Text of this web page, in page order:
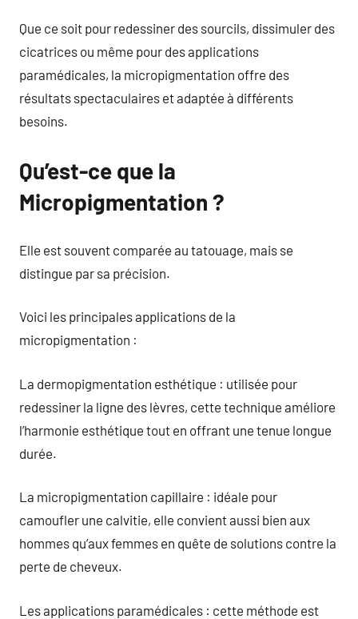
Que ce soit pour redessiner des sourcils, dissimuler des
cicatrices ou même pour des applications
paramédicales, la micropigmentation offre des
résultats spectaculaires et adaptée à différents
besoins.
Qu’est-ce que la
Micropigmentation ?
Elle est souvent comparée au tatouage, mais se
distingue par sa précision.
Voici les principales applications de la
micropigmentation :
La dermopigmentation esthétique : utilisée pour
redessiner la ligne des lèvres, cette technique améliore
l’harmonie esthétique tout en offrant une tenue longue
durée.
La micropigmentation capillaire : idéale pour
camoufler une calvitie, elle convient aussi bien aux
hommes qu’aux femmes en quête de solutions contre la
perte de cheveux.
Les applications paramédicales : cette méthode est